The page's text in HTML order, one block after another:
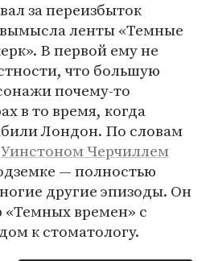
за переизбыток
ленты «Темные
В первой ему не
что большую
почему-то
в то время, когда
Лондон. По словам
Уинстоном Черчиллем
— полностью
другие эпизоды. Он
времен» с
к стоматологу.